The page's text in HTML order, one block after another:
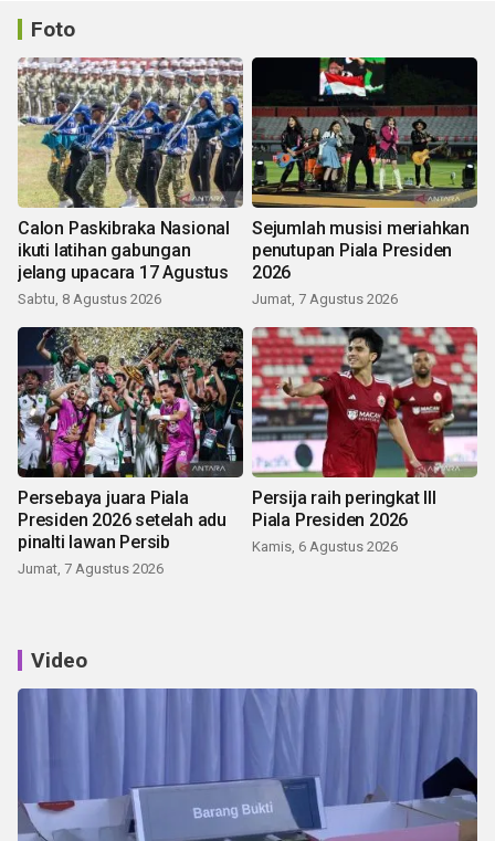
Foto
Calon Paskibraka Nasional
ikuti latihan gabungan
jelang upacara 17 Agustus
Sabtu, 8 Agustus 2026
Sejumlah musisi meriahkan
penutupan Piala Presiden
2026
Jumat, 7 Agustus 2026
Persebaya juara Piala
Presiden 2026 setelah adu
pinalti lawan Persib
Jumat, 7 Agustus 2026
Persija raih peringkat III
Piala Presiden 2026
Kamis, 6 Agustus 2026
Video